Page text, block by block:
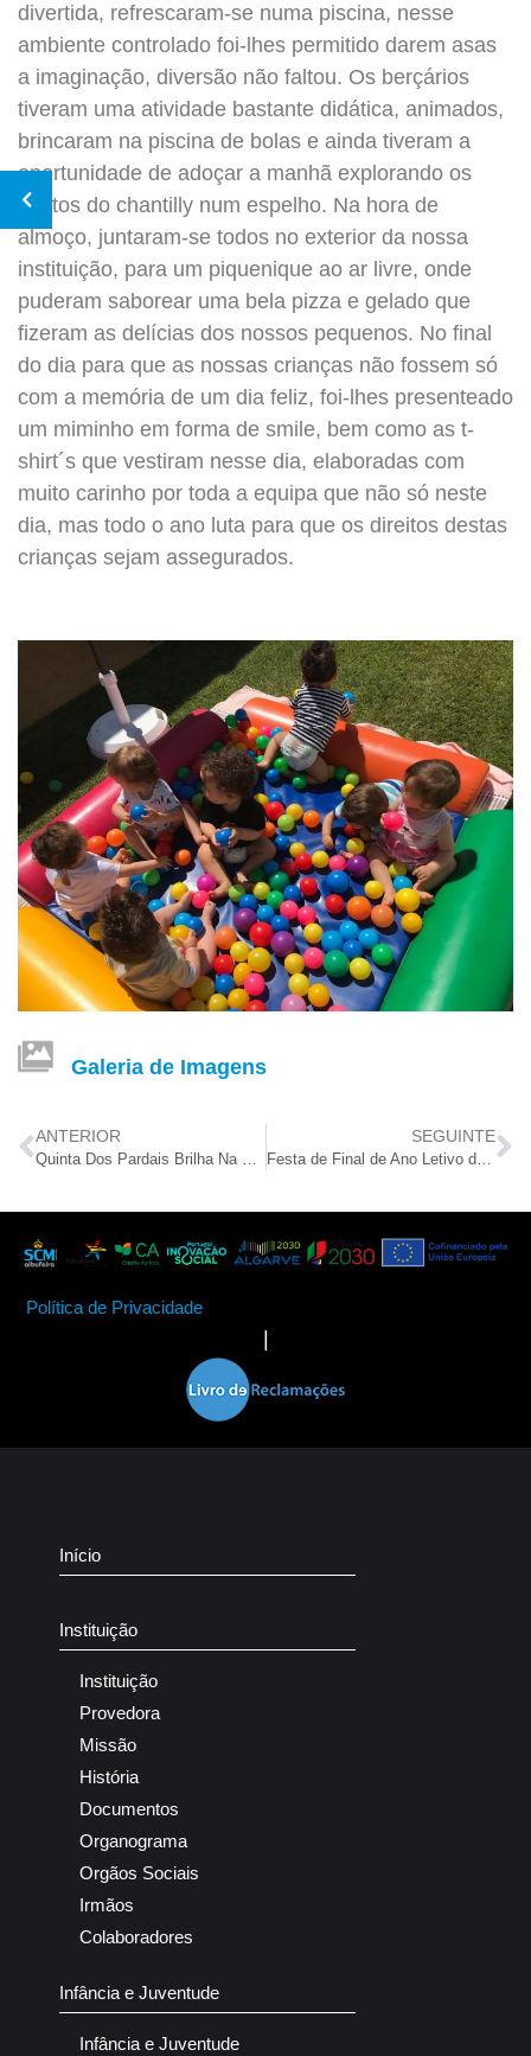
divertida, refrescaram-se numa piscina, nesse
ambiente controlado foi-lhes permitido darem asas
a imaginação, diversão não faltou. Os berçários
tiveram uma atividade bastante didática, animados,
brincaram na piscina de bolas e ainda tiveram a
oportunidade de adoçar a manhã explorando os
efeitos do chantilly num espelho. Na hora de
almoço, juntaram-se todos no exterior da nossa
instituição, para um piquenique ao ar livre, onde
puderam saborear uma bela pizza e gelado que
fizeram as delícias dos nossos pequenos. No final
do dia para que as nossas crianças não fossem só
com a memória de um dia feliz, foi-lhes presenteado
um miminho em forma de smile, bem como as t-
shirt´s que vestiram nesse dia, elaboradas com
muito carinho por toda a equipa que não só neste
dia, mas todo o ano luta para que os direitos destas
crianças sejam assegurados.
Galeria de Imagens
ANTERIOR
Quinta Dos Pardais Brilha Na Gala Do Conservatório
SEGUINTE
Festa de Final de Ano Letivo da Quinta dos Pardais
Política de Privacidade
Início
Instituição
Instituição
Provedora
Missão
História
Documentos
Organograma
Orgãos Sociais
Irmãos
Colaboradores
Infância e Juventude
Infância e Juventude